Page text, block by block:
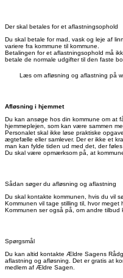
Der skal betales for et aflastningsophold
Du skal betale for mad, vask og leje af
variere fra kommune til kommune.
Betalingen for et aflastningsophold må
betale de normale udgifter til den faste
Læs om afløsning og aflastning på
Afløsning i hjemmet
Du kan ansøge hos din kommune om at
hjemmeplejen, som kan være sammen
Personalet skal ikke løse praktiske
ægtefælle eller samlever. Der er ikke et
man kan fylde tiden ud med det, der føles
Du skal være opmærksom på, at
Sådan søger du afløsning og aflastning
Du skal kontakte kommunen, hvis du vil
Kommunen vil tage stilling til, hvor
Kommunen ser også på, om andre
Spørgsmål
Du kan altid kontakte Ældre Sagens
aflastning og afløsning. Det er gratis at
medlem af Ældre Sagen.